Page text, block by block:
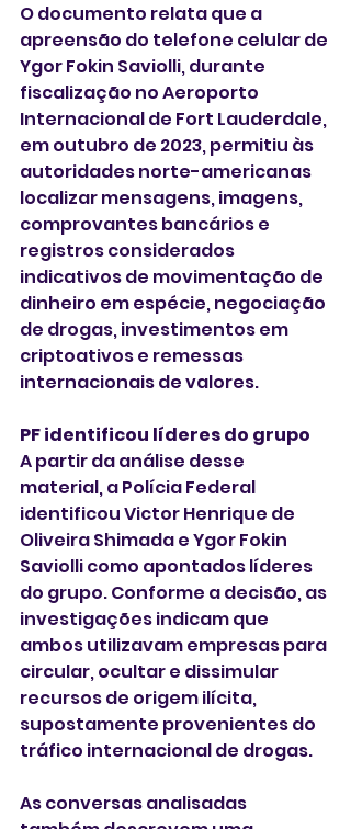
O documento relata que a
apreensão do telefone celular de
Ygor Fokin Saviolli, durante
fiscalização no Aeroporto
Internacional de Fort Lauderdale,
em outubro de 2023, permitiu às
autoridades norte-americanas
localizar mensagens, imagens,
comprovantes bancários e
registros considerados
indicativos de movimentação de
dinheiro em espécie, negociação
de drogas, investimentos em
criptoativos e remessas
internacionais de valores.
PF identificou líderes do grupo
A partir da análise desse
material, a Polícia Federal
identificou Victor Henrique de
Oliveira Shimada e Ygor Fokin
Saviolli como apontados líderes
do grupo. Conforme a decisão, as
investigações indicam que
ambos utilizavam empresas para
circular, ocultar e dissimular
recursos de origem ilícita,
supostamente provenientes do
tráfico internacional de drogas.
As conversas analisadas